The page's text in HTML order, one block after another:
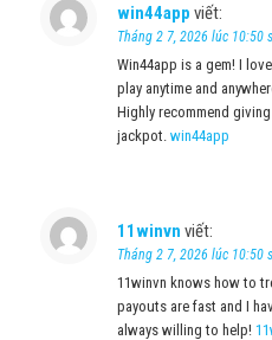
win44app viết:
Tháng 2 7, 2026 lúc 10:50
Win44app is a gem! I
play anytime and
Highly recommend
jackpot. win44app
11winvn viết:
Tháng 2 7, 2026 lúc 10:50
11winvn knows how to
payouts are fast and I
always willing to help!